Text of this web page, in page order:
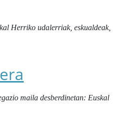
Herriko udalerriak, eskualdeak,
maila desberdinetan: Euskal